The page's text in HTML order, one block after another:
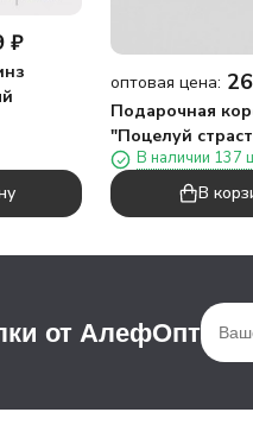
₽
оптовая цена:
Подарочная
"Поцелуй
17*17*8
В наличии 137
В
от АлефОпт